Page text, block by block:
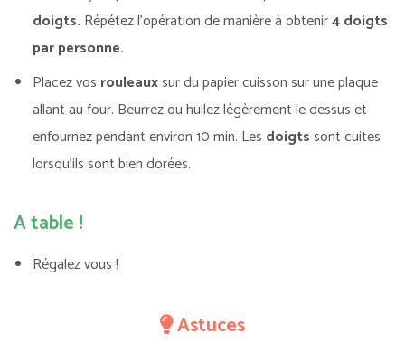
doigts. Répétez l’opération de manière à obtenir4 doigts
par personne.
Placez vos rouleauxsur du papier cuisson sur une plaque
allant au four. Beurrez ou huilez légèrement le dessus et
enfournez pendant environ 10 min. Les doigtssont cuites
lorsqu’ils sont bien dorées.
A table !
Régalez vous !
Astuces